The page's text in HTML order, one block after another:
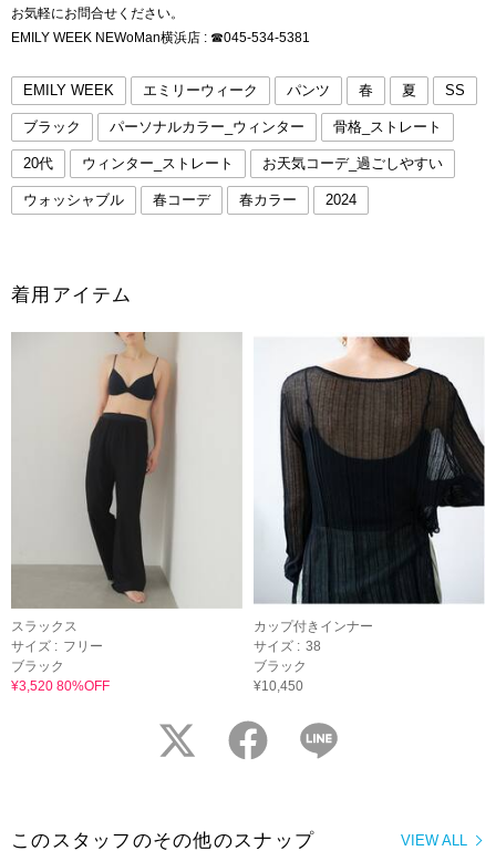
お気軽にお問合せください。
EMILY WEEK NEWoMan横浜店 : ☎︎045-534-5381
EMILY WEEK エミリーウィーク パンツ 春 夏 SS
ブラック パーソナルカラー_ウィンター 骨格_ストレート
20代 ウィンター_ストレート お天気コーデ_過ごしやすい
ウォッシャブル 春コーデ 春カラー 2024
着用アイテム
スラックス
サイズ : フリー
ブラック
¥3,520 80%OFF
カップ付きインナー
サイズ : 38
ブラック
¥10,450
twitter facebook
VIEW ALL
このスタッフのその他のスナップ